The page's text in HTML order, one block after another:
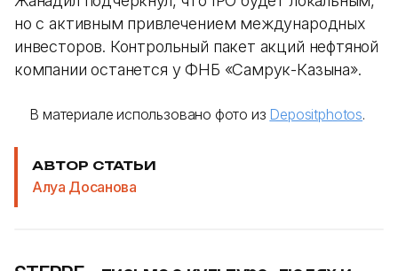
но с активным привлечением международных
инвесторов. Контрольный пакет акций нефтяной
компании останется у ФНБ «Самрук-Казына».
В материале использовано фото из Depositphotos.
АВТОР СТАТЬИ
Алуа Досанова